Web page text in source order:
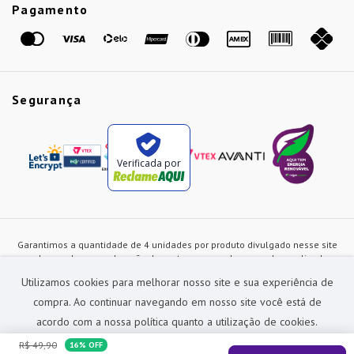
Utilizamos cookies para melhorar nosso site e sua experiência de
compra. Ao continuar navegando em nosso site você está de
acordo com a nossa política quanto a utilização de cookies.
R$ 49,90 16% OFF
Pagamento
Segurança
Verificada por
Garantimos a quantidade de 4 unidades por produto divulgado nesse site
ou de acordo com a duração dos estoques, sendo as vendas realizadas
alterados a qualquer instante sem prévia comunicação e são exclusivos
para a loja virtual, não restando nenhuma obrigação de prática similar nas
lojas físicas da rede Preçolandia. Todas as imagens dos produtos são
meramente ilustrativas.
Preçolandia Comercial Ltda CNPJ: 62.270.186/0011-28